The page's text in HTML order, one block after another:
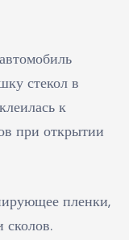
стекол в
к
при открытии
пленки,
сколов.